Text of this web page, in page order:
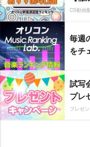
CS動画
毎週
をチ
試写
プレ
プレゼ